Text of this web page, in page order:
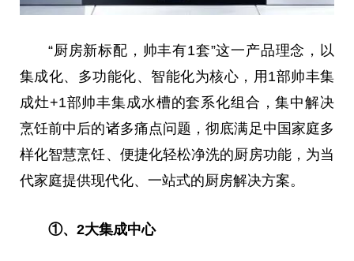
“厨房新标配，帅丰有1套”这一产品理念，以
集成化、多功能化、智能化为核心，用1部帅丰集
成灶+1部帅丰集成水槽的套系化组合，集中解决
烹饪前中后的诸多痛点问题，彻底满足 中国 家庭多
样化智慧烹饪、便捷化轻松净洗的厨房功能，为当
代家庭提供现代化、一站式的厨房解决方案。
①、2大集成中心